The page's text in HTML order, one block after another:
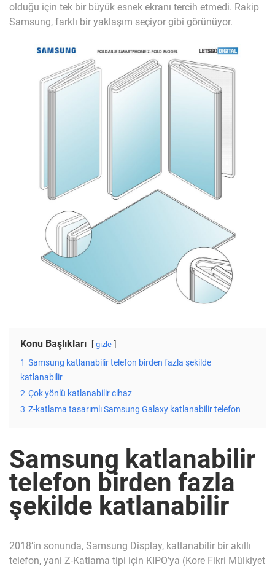
olduğu için tek bir büyük esnek ekranı tercih etmedi. Rakip
Samsung, farklı bir yaklaşım seçiyor gibi görünüyor.
Konu Başlıkları gizle
1 Samsung katlanabilir telefon birden fazla şekilde
katlanabilir
2 Çok yönlü katlanabilir cihaz
3 Z-katlama tasarımlı Samsung Galaxy katlanabilir telefon
Samsung katlanabilir
telefon birden fazla
şekilde katlanabilir
2018’in sonunda, Samsung Display, katlanabilir bir akıllı
telefon, yani Z-Katlama tipi için KIPO’ya (Kore Fikri Mülkiyet